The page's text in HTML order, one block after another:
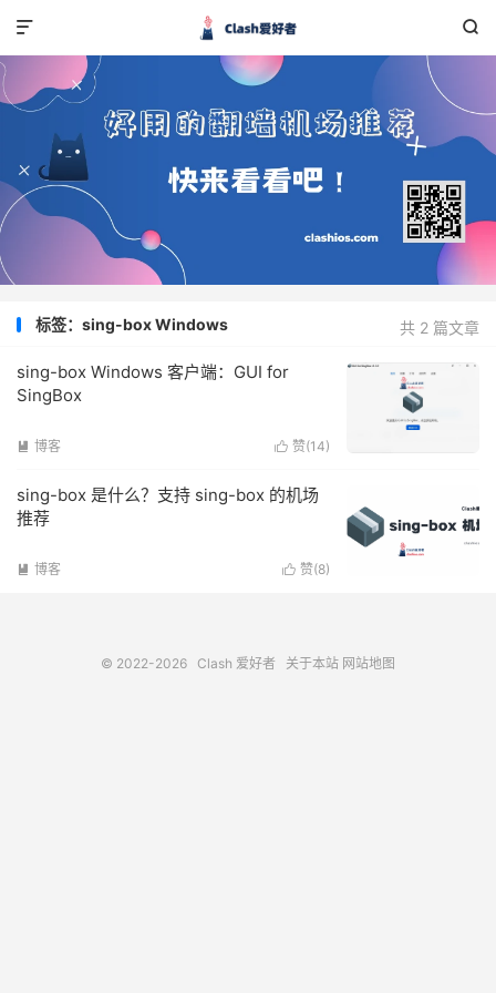


共 2 篇文章
标签：sing-box Windows
sing-box Windows 客户端：GUI for
SingBox
 赞(14)
 博客
sing-box 是什么？支持 sing-box 的机场
推荐
 赞(8)
 博客
© 2022-2026 Clash 爱好者 关于本站 网站地图